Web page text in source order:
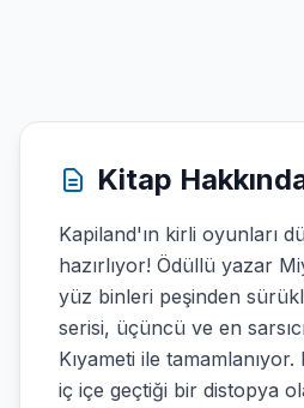
Kitap
Kapiland'ın kirli oyunları
hazırlıyor! Ödüllü yazar
yüz binleri peşinden
serisi, üçüncü ve en
Kıyameti ile
iç içe geçtiği bir distopya